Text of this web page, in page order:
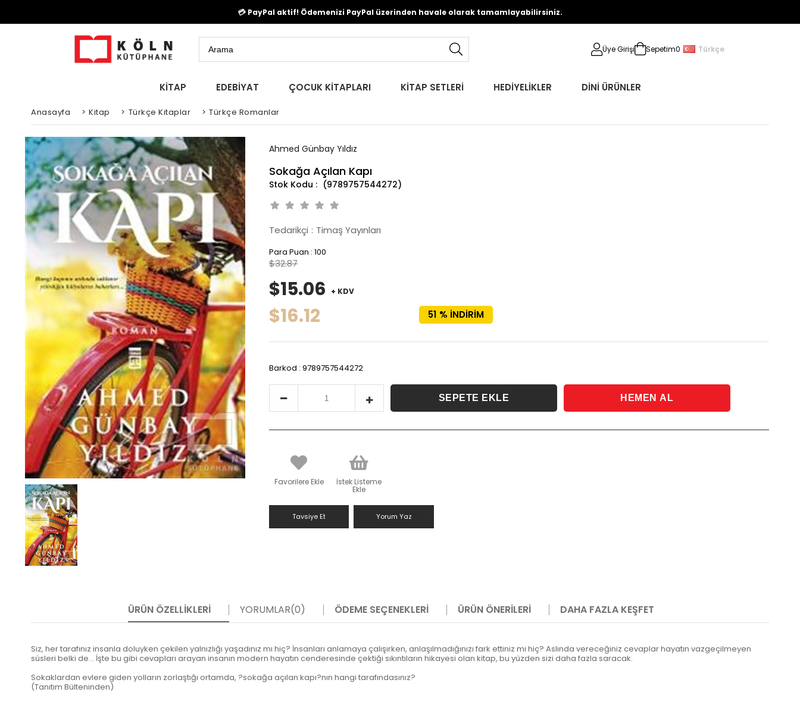
💳 PayPal aktif! Ödemenizi PayPal üzerinden havale olarak tamamlayabilirsiniz.
Üye Girişi Sepetim0 Türkçe
KİTAP EDEBİYAT ÇOCUK KİTAPLARI KİTAP SETLERİ HEDİYELİKLER DİNİ ÜRÜNLER
Anasayfa > Kitap > Türkçe Kitaplar > Türkçe Romanlar
Ahmed Günbay Yıldız
Sokağa Açılan Kapı
(9789757544272)
Tedarikçi : Timaş Yayınları
Para Puan : 100
%
51 İNDIRIM
$32.87
$15.06 + KDV
$16.12
Barkod : 9789757544272
Favorilere Ekle İstek Listeme
Ekle
Tavsiye Et Yorum Yaz
ÜRÜN ÖZELLIKLERI YORUMLAR(0) ÖDEME SEÇENEKLERI ÜRÜN ÖNERILERI DAHA FAZLA KEŞFET
Siz, her tarafınız insanla doluyken çekilen yalnızlığı yaşadınız mı hiç? İnsanları anlamaya çalışırken, anlaşılmadığınızı fark ettiniz mi hiç? Aslında vereceğiniz cevaplar hayatın vazgeçilmeyen
süsleri belki de… İşte bu gibi cevapları arayan insanın modern hayatın cenderesinde çektiği sıkıntıların hikayesi olan kitap, bu yüzden sizi daha fazla saracak.
Sokaklardan evlere giden yolların zorlaştığı ortamda, ?sokağa açılan kapı?nın hangi tarafındasınız?
(Tanıtım Bülteninden)